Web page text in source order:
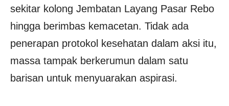
sekitar kolong Jembatan Layang Pasar Rebo
hingga berimbas kemacetan. Tidak ada
penerapan protokol kesehatan dalam aksi itu,
massa tampak berkerumun dalam satu
barisan untuk menyuarakan aspirasi.